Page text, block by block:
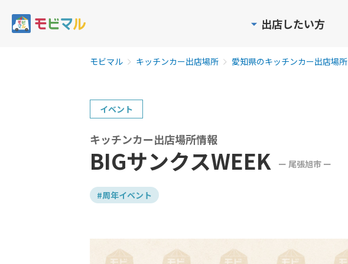
出店したい方
モビマル キッチンカー出店場所 愛知県のキッチンカー出店場所
イベント
BIGサンクスWEEK ー 尾張旭市 ー
キッチンカー出店場所情報
#周年イベント